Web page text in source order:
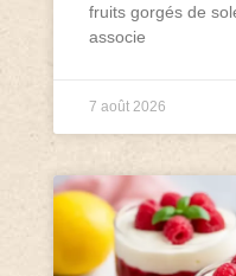
fruits gorgés de
associe
7 août 2026